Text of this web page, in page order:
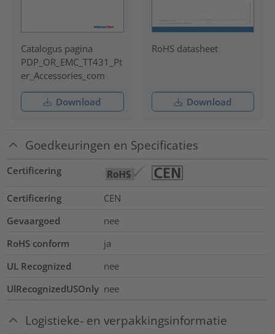
Catalogus pagina
PDP_OR_EMC_TT431_Pt
er_Accessories_com
Download
RoHS datasheet
Download
Goedkeuringen en Specificaties
Certificering
Certificering
CEN
Gevaargoed
nee
RoHS conform
ja
UL Recognized
nee
UlRecognizedUSOnly nee
Logistieke- en verpakkingsinformatie